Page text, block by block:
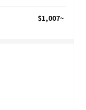
$1,007~